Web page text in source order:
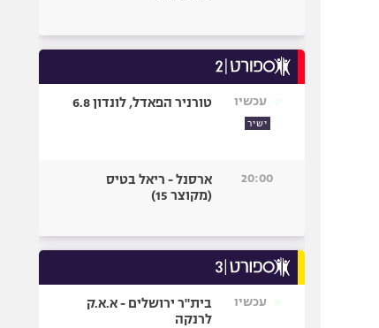
עכשיו
ישיר
טורניר הפאדל, לונדון 6.8
20:00
ארסנל - ריאל בטיס
(מקוצר 15)
עכשיו
בית"ר ירושלים - א.א.ק
לרנקה